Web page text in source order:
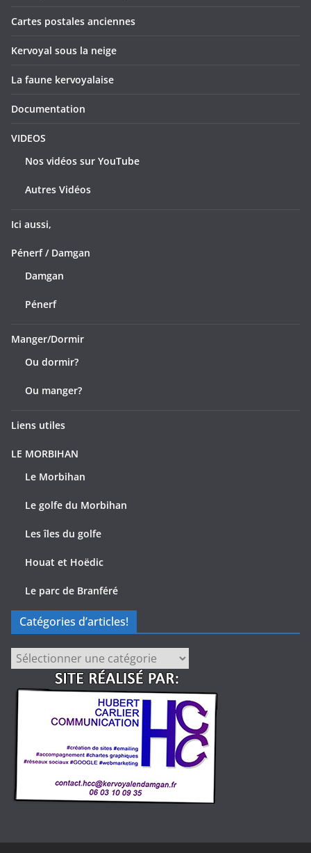
Cartes postales anciennes
Kervoyal sous la neige
La faune kervoyalaise
Documentation
VIDEOS
Nos vidéos sur YouTube
Autres Vidéos
Ici aussi,
Pénerf / Damgan
Damgan
Pénerf
Manger/Dormir
Ou dormir?
Ou manger?
Liens utiles
LE MORBIHAN
Le Morbihan
Le golfe du Morbihan
Les îles du golfe
Houat et Hoëdic
Le parc de Branféré
Catégories d’articles!
Catégories